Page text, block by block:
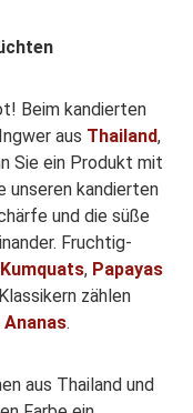
Beim kandierten
aus Thailand,
Sie ein Produkt mit
unseren kandierten
und die süße
Fruchtig-
Kumquats, Papayas
zählen
.
aus Thailand und